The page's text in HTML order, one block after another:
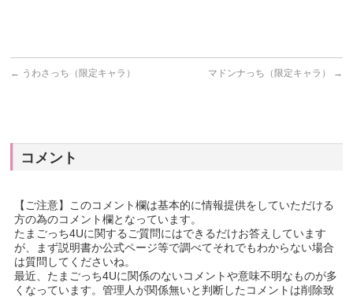
← うわさっち（限定キャラ） マドンナっち（限定キャラ） →
コメント
【ご注意】このコメント欄は基本的に情報提供をしていただける
方の為のコメント欄となっています。
たまごっち4Uに関するご質問にはできるだけお答えしています
が、まず説明書か公式ページ等で調べてそれでもわからない場合
は質問してくださいね。
最近、たまごっち4Uに関係のないコメントや意味不明なものが多
くなっています。管理人が関係無いと判断したコメントは削除致